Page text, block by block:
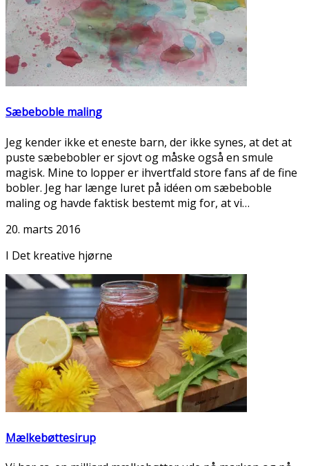
Sæbeboble maling
Jeg kender ikke et eneste barn, der ikke synes, at det at
puste sæbebobler er sjovt og måske også en smule
magisk. Mine to lopper er ihvertfald store fans af de fine
bobler. Jeg har længe luret på idéen om sæbeboble
maling og havde faktisk bestemt mig for, at vi…
20. marts 2016
I Det kreative hjørne
Mælkebøttesirup